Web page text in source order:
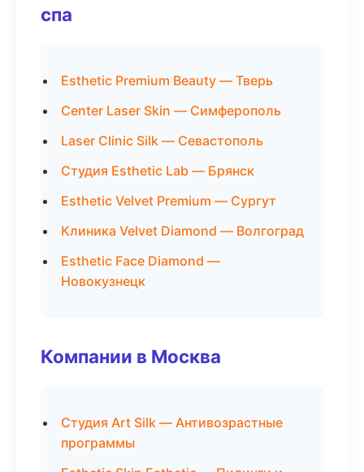
спа
Esthetic Premium Beauty — Тверь
Center Laser Skin — Симферополь
Laser Clinic Silk — Севастополь
Студия Esthetic Lab — Брянск
Esthetic Velvet Premium — Сургут
Клиника Velvet Diamond — Волгоград
Esthetic Face Diamond —
Новокузнецк
Компании в Москва
Студия Art Silk — Антивозрастные
программы